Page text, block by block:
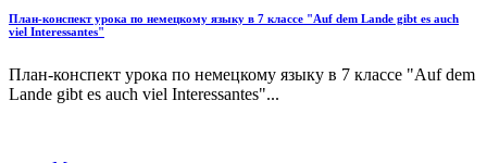
План-конспект урока по немецкому языку в 7 классе "Auf dem Lande gibt es auch
viel Interessantes"
План-конспект урока по немецкому языку в 7 классе "Auf dem
Lande gibt es auch viel Interessantes"...